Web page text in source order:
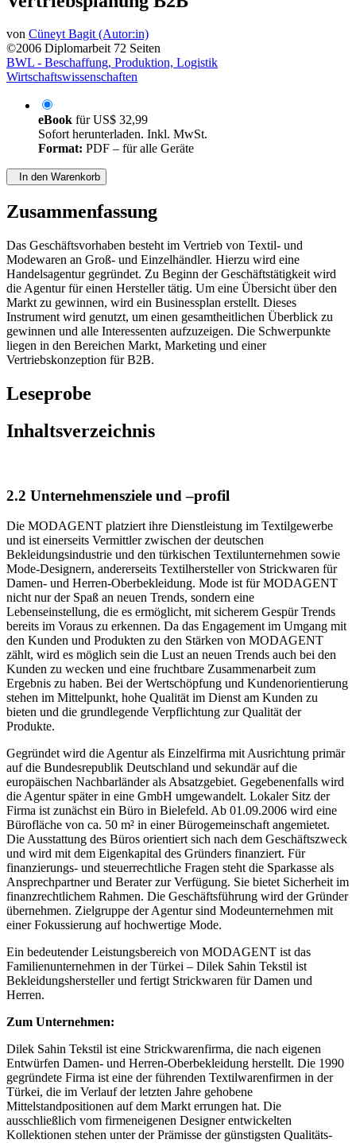
©2006 Diplomarbeit 72 Seiten
BWL - Beschaffung, Produktion, Logistik
Wirtschaftswissenschaften
eBook
Sofort herunterladen. Inkl. MwSt.
Format:PDF – für alle Geräte
Modewaren an Groß- und Einzelhändler. Hierzu wird eine
Handelsagentur gegründet. Zu Beginn der Geschäftstätigkeit wird
die Agentur für einen Hersteller tätig. Um eine Übersicht über den
Markt zu gewinnen, wird ein Businessplan erstellt. Dieses
Instrument wird genutzt, um einen gesamtheitlichen Überblick zu
gewinnen und alle Interessenten aufzuzeigen. Die Schwerpunkte
liegen in den Bereichen Markt, Marketing und einer
Vertriebskonzeption für B2B.
und ist einerseits Vermittler zwischen der deutschen
Bekleidungsindustrie und den türkischen Textilunternehmen sowie
Mode-Designern, andererseits Textilhersteller von Strickwaren für
Damen- und Herren-Oberbekleidung. Mode ist für MODAGENT
nicht nur der Spaß an neuen Trends, sondern eine
Lebenseinstellung, die es ermöglicht, mit sicherem Gespür Trends
bereits im Voraus zu erkennen. Da das Engagement im Umgang mit
den Kunden und Produkten zu den Stärken von MODAGENT
zählt, wird es möglich sein die Lust an neuen Trends auch bei den
Kunden zu wecken und eine fruchtbare Zusammenarbeit zum
Ergebnis zu haben. Bei der Wertschöpfung und Kundenorientierung
stehen im Mittelpunkt, hohe Qualität im Dienst am Kunden zu
bieten und die grundlegende Verpflichtung zur Qualität der
Produkte.
auf die Bundesrepublik Deutschland und sekundär auf die
europäischen Nachbarländer als Absatzgebiet. Gegebenenfalls wird
die Agentur später in eine GmbH umgewandelt. Lokaler Sitz der
Firma ist zunächst ein Büro in Bielefeld. Ab 01.09.2006 wird eine
Bürofläche von ca. 50 m² in einer Bürogemeinschaft angemietet.
Die Ausstattung des Büros orientiert sich nach dem Geschäftszweck
und wird mit dem Eigenkapital des Gründers finanziert. Für
finanzierungs- und steuerrechtliche Fragen steht die Sparkasse als
Ansprechpartner und Berater zur Verfügung. Sie bietet Sicherheit im
finanzrechtlichem Rahmen. Die Geschäftsführung wird der Gründer
übernehmen. Zielgruppe der Agentur sind Modeunternehmen mit
einer Fokussierung auf hochwertige Mode.
Familienunternehmen in der Türkei – Dilek Sahin Tekstil ist
Bekleidungshersteller und fertigt Strickwaren für Damen und
Herren.
Entwürfen Damen- und Herren-Oberbekleidung herstellt. Die 1990
gegründete Firma ist eine der führenden Textilwarenfirmen in der
Türkei, die im Verlauf der letzten Jahre gehobene
Mittelstandpositionen auf dem Markt errungen hat. Die
ausschließlich vom firmeneigenen Designer entwickelten
Kollektionen stehen unter der Prämisse der günstigsten Qualitäts-
Preis-Relation, ohne dabei auf aktuellstes Design zu verzichten.